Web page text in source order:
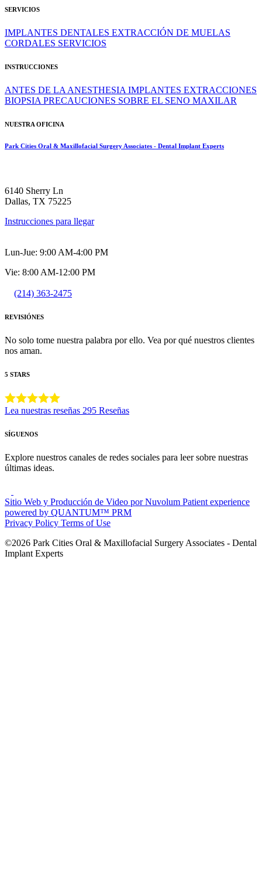
SERVICIOS
IMPLANTES DENTALES EXTRACCIÓN DE MUELAS
CORDALES SERVICIOS
INSTRUCCIONES
ANTES DE LA ANESTHESIA IMPLANTES EXTRACCIONES
BIOPSIA PRECAUCIONES SOBRE EL SENO MAXILAR
NUESTRA OFICINA
Park Cities Oral & Maxillofacial Surgery Associates - Dental Implant Experts
6140 Sherry Ln
Dallas, TX 75225
Instrucciones para llegar
Lun-Jue: 9:00 AM-4:00 PM
Vie: 8:00 AM-12:00 PM
(214) 363-2475
REVISIÓNES
No solo tome nuestra palabra por ello. Vea por qué nuestros clientes
nos aman.
5 STARS
Lea nuestras reseñas 295 Reseñas
SÍGUENOS
Explore nuestros canales de redes sociales para leer sobre nuestras
últimas ideas.
Sitio Web y Producción de Video por Nuvolum Patient experience
powered by QUANTUM™ PRM
Privacy Policy Terms of Use
©2026 Park Cities Oral & Maxillofacial Surgery Associates - Dental
Implant Experts